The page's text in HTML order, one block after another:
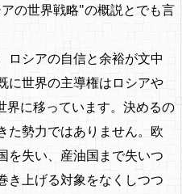
の世界戦略"の概説とでも言
ロシアの自信と余裕が文中
に世界の主導権はロシアや
界に移っています。決めるの
た勢力ではありません。欧
を失い、産油国まで失いつ
き上げる対象をなくしつつ